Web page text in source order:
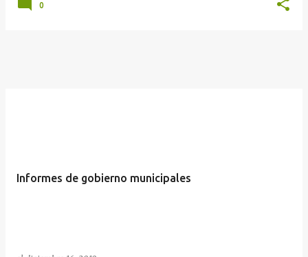
0
Informes de gobierno municipales